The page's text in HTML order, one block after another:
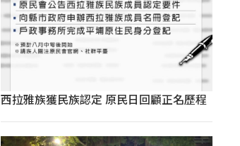
西拉雅族獲民族認定 原民日回顧正名歷程